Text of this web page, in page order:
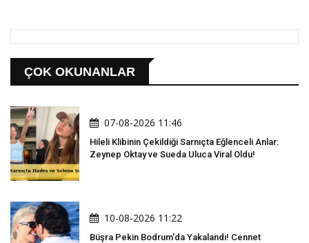
ÇOK OKUNANLAR
07-08-2026 11:46
Hileli Klibinin Çekildiği Sarnıçta Eğlenceli Anlar:
Zeynep Oktay ve Sueda Uluca Viral Oldu!
10-08-2026 11:22
Büşra Pekin Bodrum'da Yakalandı! Cennet